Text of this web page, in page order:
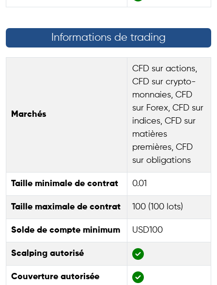
Informations de trading
Marchés
CFD sur actions,
CFD sur crypto-
monnaies, CFD
sur Forex, CFD sur
indices, CFD sur
matières
premières, CFD
sur obligations
Taille minimale de contrat 0.01
Taille maximale de contrat 100 (100 lots)
Solde de compte minimum USD100
Scalping autorisé
Couverture autorisée